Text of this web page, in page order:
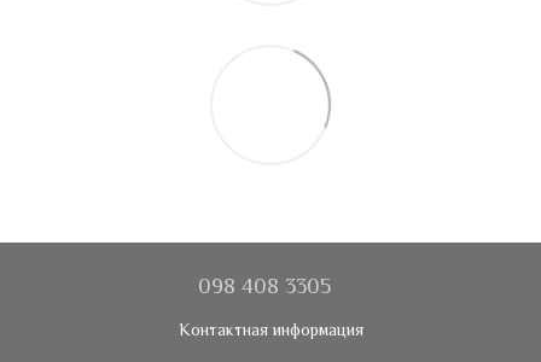
098 408 3305
Контактная информация